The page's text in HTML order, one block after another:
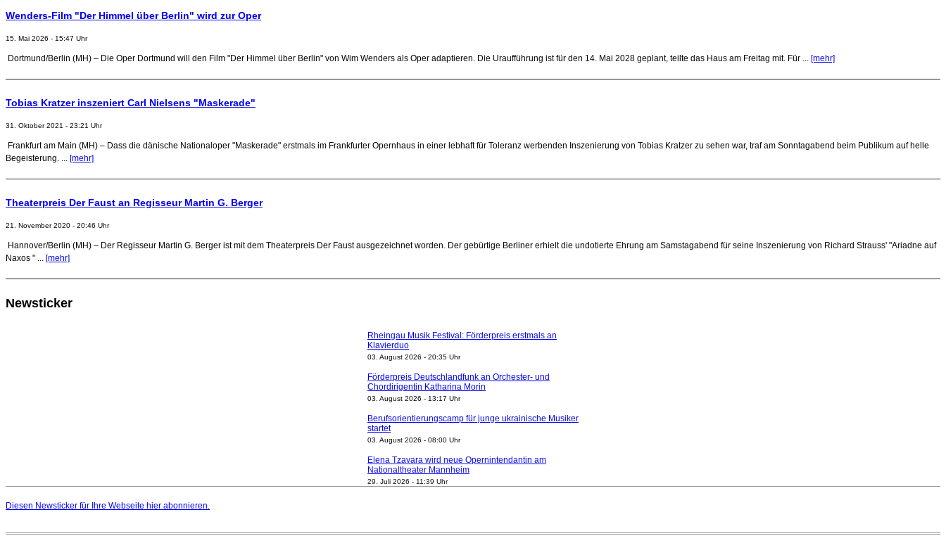
Wenders-Film "Der Himmel über Berlin" wird zur Oper
15. Mai 2026 - 15:47 Uhr
Dortmund/Berlin (MH) – Die Oper Dortmund will den Film "Der Himmel über Berlin" von Wim Wenders als Oper adaptieren. Die Uraufführung ist für den 14. Mai 2028 geplant, teilte das Haus am Freitag mit. Für ... [mehr]
Tobias Kratzer inszeniert Carl Nielsens "Maskerade"
31. Oktober 2021 - 23:21 Uhr
Frankfurt am Main (MH) – Dass die dänische Nationaloper "Maskerade" erstmals im Frankfurter Opernhaus in einer lebhaft für Toleranz werbenden Inszenierung von Tobias Kratzer zu sehen war, traf am Sonntagabend beim Publikum auf helle
Begeisterung. ... [mehr]
Theaterpreis Der Faust an Regisseur Martin G. Berger
21. November 2020 - 20:46 Uhr
Hannover/Berlin (MH) – Der Regisseur Martin G. Berger ist mit dem Theaterpreis Der Faust ausgezeichnet worden. Der gebürtige Berliner erhielt die undotierte Ehrung am Samstagabend für seine Inszenierung von Richard Strauss' "Ariadne auf
Naxos " ... [mehr]
Newsticker
Klavierduo
03. August 2026 - 20:35 Uhr
Chordirigentin Katharina Morin
03. August 2026 - 13:17 Uhr
startet
03. August 2026 - 08:00 Uhr
Nationaltheater Mannheim
29. Juli 2026 - 11:39 Uhr
Kammerorchester Heilbronn: Chefdirigent Risto Joost
Diesen Newsticker für Ihre Webseite hier abonnieren.